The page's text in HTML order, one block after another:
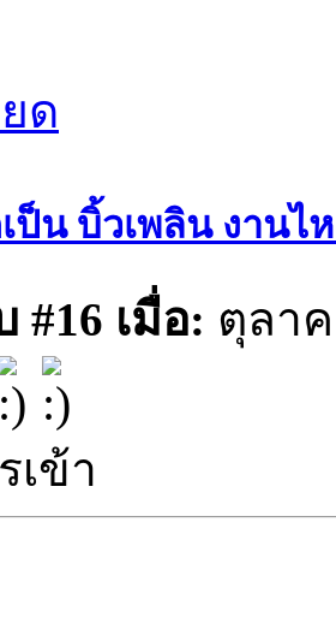
ป็น บิ้วเพลิน งานไ
#16 เมื่อ: ตุลาค
เข้า